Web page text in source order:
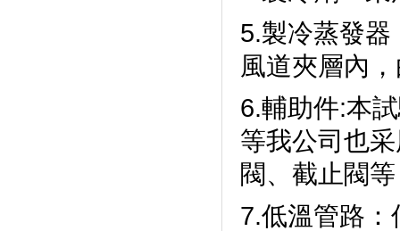
5.製冷蒸發器
風道夾層內
6.輔助件:本試
等我公司也采
閥、截止閥
7.低溫管路